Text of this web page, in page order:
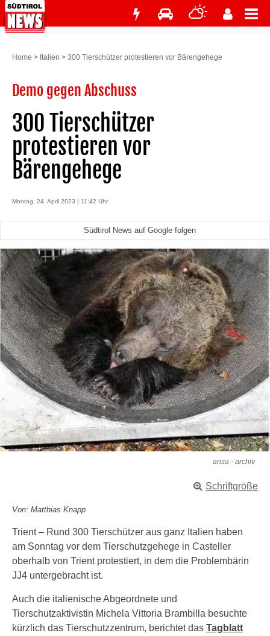
Home > Italien > 300 Tierschützer protestieren vor Bärengehege
Demo gegen Abschuss
300 Tierschützer
protestieren vor
Bärengehege
Montag, 24. April 2023 | 11:42 Uhr
Südtirol News auf Google folgen
ansa - archiv
Schriftgröße
Von: Matthias Knapp
Trient – Rund 300 Tierschützer aus ganz Italien haben
am Sonntag vor dem Tierschutzgehege in Casteller
oberhalb von Trient protestiert, in dem die Problembärin
JJ4 untergebracht ist.
Auch die italienische Abgeordnete und
Tierschutzaktivistin Michela Vittoria Brambilla besuchte
kürzlich das Tierschutzzentrum, berichtet das Tagblatt